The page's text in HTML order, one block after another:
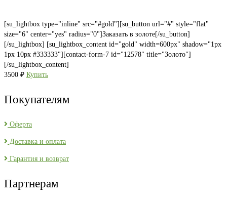
[su_lightbox type="inline" src="#gold"][su_button url="#" style="flat"
size="6" center="yes" radius="0"]Заказать в золоте[/su_button]
[/su_lightbox] [su_lightbox_content id="gold" width=600px" shadow="1px
1px 10px #333333"][contact-form-7 id="12578" title="Золото"]
[/su_lightbox_content]
3500 ₽ Купить
Покупателям
Оферта
Доставка и оплата
Гарантия и возврат
Партнерам